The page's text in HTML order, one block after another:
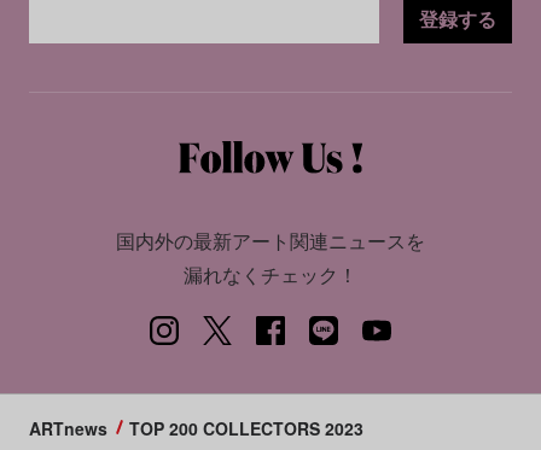
登録する
国内外の最新アート関連ニュースを
漏れなくチェック！
ARTnews TOP 200 COLLECTORS 2023